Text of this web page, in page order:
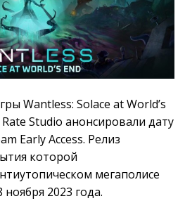
Wantless: Solace at World’s
Studio анонсировали дату
Early Access. Релиз
которой
мегаполисе
ноября 2023 года.